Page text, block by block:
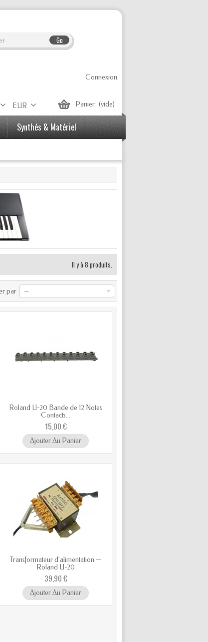
Go
Connexion
Panier (vide)
EUR
Synthés & Matériel
Il y à 8 produits.
par --
Roland U-20 Bande de 12 Notes
Contacts...
15,00 €
Ajouter Au Panier
Transformateur d'alimentation —
Roland U-20
39,90 €
Ajouter Au Panier